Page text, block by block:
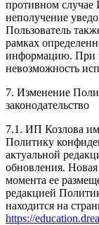
противном случае
неполучение
Пользователь
рамках
информацию. При
невозможность
7. Изменение
законодательство
7.1. ИП Козлова
Политику
актуальной
обновления.
момента ее
редакцией
находится на
https://